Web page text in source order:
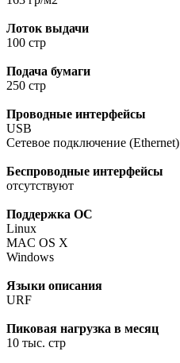
Лоток выдачи
100 стр
Подача бумаги
250 стр
Проводные интерфейсы
USB
Сетевое подключение (Ethernet)
Беспроводные интерфейсы
отсутствуют
Поддержка ОС
Linux
MAC OS X
Windows
Языки описания
URF
Пиковая нагрузка в месяц
10 тыс. стр